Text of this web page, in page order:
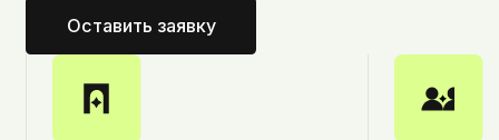
Оставить заявку